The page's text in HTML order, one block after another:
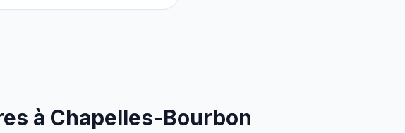
à Chapelles-Bourbon